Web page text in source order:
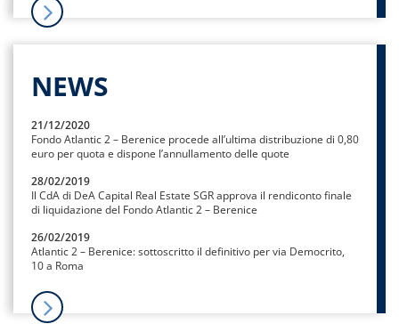
NEWS
21/12/2020
Fondo Atlantic 2 – Berenice procede all’ultima distribuzione di 0,80
euro per quota e dispone l’annullamento delle quote
28/02/2019
Il CdA di DeA Capital Real Estate SGR approva il rendiconto finale
di liquidazione del Fondo Atlantic 2 – Berenice
26/02/2019
Atlantic 2 – Berenice: sottoscritto il definitivo per via Democrito,
10 a Roma